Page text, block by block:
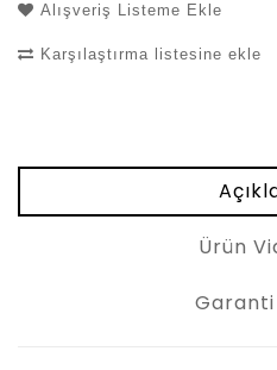
Alışveriş Listeme Ekle
Karşılaştırma listesine ekle
Ürün
Garanti